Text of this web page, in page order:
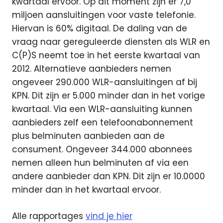
miljoen aansluitingen voor vaste telefonie.
Hiervan is 60% digitaal. De daling van de
vraag naar gereguleerde diensten als WLR en
C(P)S neemt toe in het eerste kwartaal van
2012. Alternatieve aanbieders nemen
ongeveer 290.000 WLR-aansluitingen af bij
KPN. Dit zijn er 5.000 minder dan in het vorige
kwartaal. Via een WLR-aansluiting kunnen
aanbieders zelf een telefoonabonnement
plus belminuten aanbieden aan de
consument. Ongeveer 344.000 abonnees
nemen alleen hun belminuten af via een
andere aanbieder dan KPN. Dit zijn er 10.0000
minder dan in het kwartaal ervoor.
Alle rapportages vind je hier